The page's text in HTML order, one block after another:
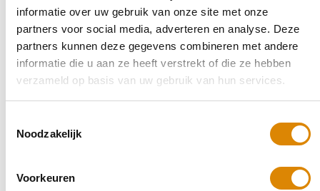
informatie over uw gebruik van onze site met onze
partners voor social media, adverteren en analyse. Deze
partners kunnen deze gegevens combineren met andere
informatie die u aan ze heeft verstrekt of die ze hebben
verzameld op basis van uw gebruik van hun services.
Noodzakelijk
Voorkeuren
Afwerking:32mm ABS
€91,80
Bekijk product